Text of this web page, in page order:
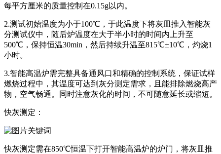
每平方厘米的质量控制在0.15g以内。
2.测试初始温度为小于100℃，于此温度下将灰皿推入智能灰
分测试仪中，随后炉温度在大于半小时的时间内上升至
500℃，保持恒温30min，然后持续升温至815℃±10℃，灼烧1
小时。
3.智能高温炉需完整具备通风口和精确的控制系统，保证试样
燃烧过程中，其温度可达到灰分测定需求，且能排除燃烧高产
物，空气畅通。同时注意灰化的时间，不可随意延长或缩短。
快灰测定：
快灰测定需在850℃恒温下打开智能高温炉的炉门，将灰皿推